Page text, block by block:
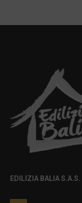
EDILIZIA BALIA S.A.S.